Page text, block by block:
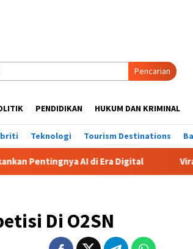
Pencarian
PENDIDIKAN HUKUM DAN KRIMINAL
Teknologi Tourism Destinations
di Era Digital Viral! Heboh Istri
Di O2SN